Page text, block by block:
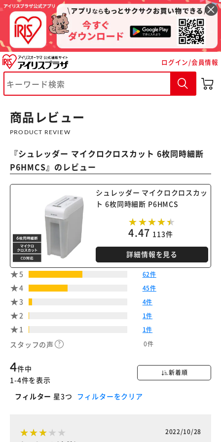
ログイン/会員情報
商品レビュー
PRODUCT REVIEW
『シュレッダー マイクロクロスカット 6枚同時細断
P6HMCS』のレビュー
シュレッダー マイクロクロスカッ
ト 6枚同時細断 P6HMCS
4.47 113件
詳細情報を見る
5 62件
4 45件
3 4件
2 1件
1 1件
スタッフの声 0件
新着順
4件中
1-4件を表示
フィルター 星3つ フィルターをクリア
2022/10/28
※ご確認ください
カートに入れる